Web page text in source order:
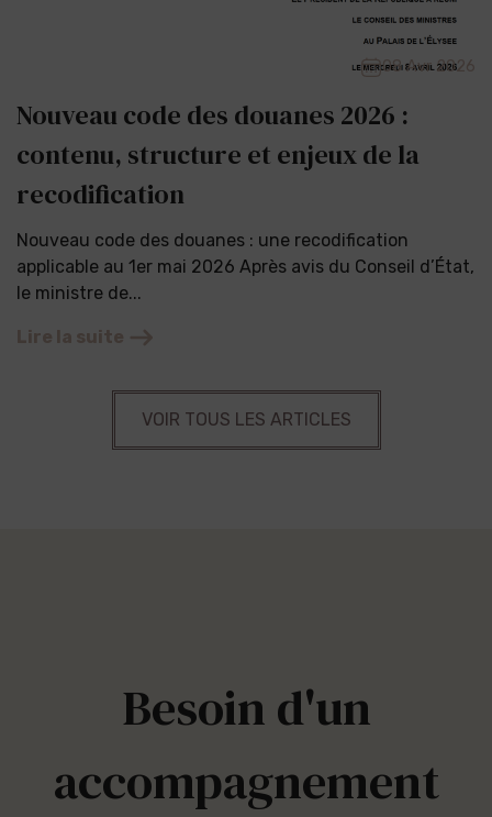
08 Avr 2026
Nouveau code des douanes 2026 :
contenu, structure et enjeux de la
recodification
Nouveau code des douanes : une recodification
applicable au 1er mai 2026 Après avis du Conseil d’État,
le ministre de...
Lire la suite
VOIR TOUS LES ARTICLES
Besoin d'un
accompagnement